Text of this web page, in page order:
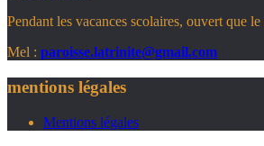
Pendant les vacances scolaires, ouvert que
Mel : paroisse.latrinite@gmail.com
mentions légales
Mentions légales